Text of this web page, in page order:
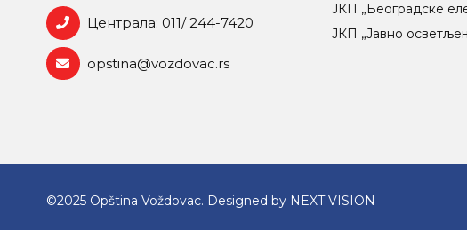
Централа: 011/ 244-7420
opstina@vozdovac.rs
ЈКП „Београдске
ЈКП „Јавно
©2025 Opština Voždovac. Designed by NEXT VISION